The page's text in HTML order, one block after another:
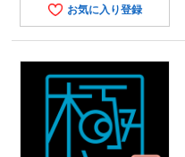
お気に入り登録